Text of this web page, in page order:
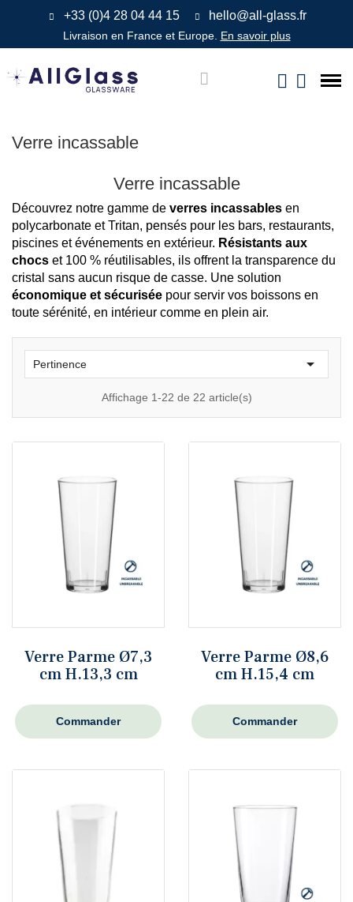
+33 (0)4 28 04 44 15 hello@all-glass.fr
Livraison en France et Europe. En savoir plus
Verre incassable
Verre incassable
Découvrez notre gamme de verres incassables en
polycarbonate et Tritan, pensés pour les bars, restaurants,
piscines et événements en extérieur. Résistants aux
chocs et 100 % réutilisables, ils offrent la transparence du
cristal sans aucun risque de casse. Une solution
économique et sécurisée pour servir vos boissons en
toute sérénité, en intérieur comme en plein air.
Pertinence 
Affichage 1-22 de 22 article(s)
Verre Parme Ø7,3
cm H.13,3 cm
Commander
Verre Parme Ø8,6
cm H.15,4 cm
Commander